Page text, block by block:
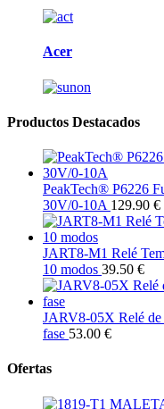
Acer
Productos Destacados
PeakTech® P6226
30V/0-10A 129.90 €
JART8-M1 Relé
10 modos 39.50 €
JARV8-05X Relé de
fase 53.00 €
Ofertas